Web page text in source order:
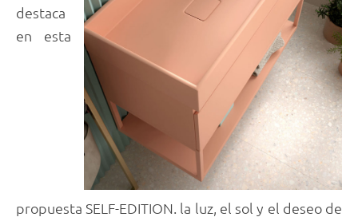
destaca
en esta
propuesta SELF-EDITION. la luz, el sol y el deseo de